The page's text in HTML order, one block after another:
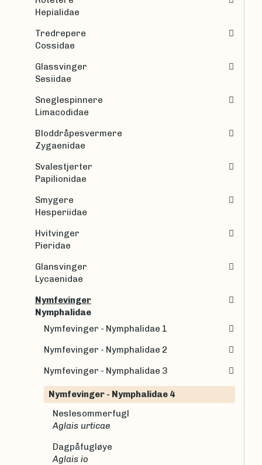
Hepialidae
Tredrepere
Cossidae
Glassvinger
Sesiidae
Sneglespinnere
Limacodidae
Bloddråpesvermere
Zygaenidae
Svalestjerter
Papilionidae
Smygere
Hesperiidae
Hvitvinger
Pieridae
Glansvinger
Lycaenidae
Nymfevinger
Nymphalidae
Nymfevinger - Nymphalidae 1
Nymfevinger - Nymphalidae 2
Nymfevinger - Nymphalidae 3
Nymfevinger - Nymphalidae 4
Neslesommerfugl
Aglais urticae
Dagpåfugløye
Aglais io